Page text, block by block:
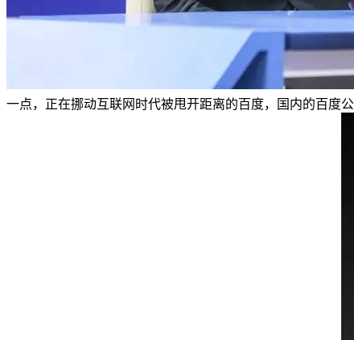
一点，正在挪动互联网时代被甩开距离的百度，国内的百度